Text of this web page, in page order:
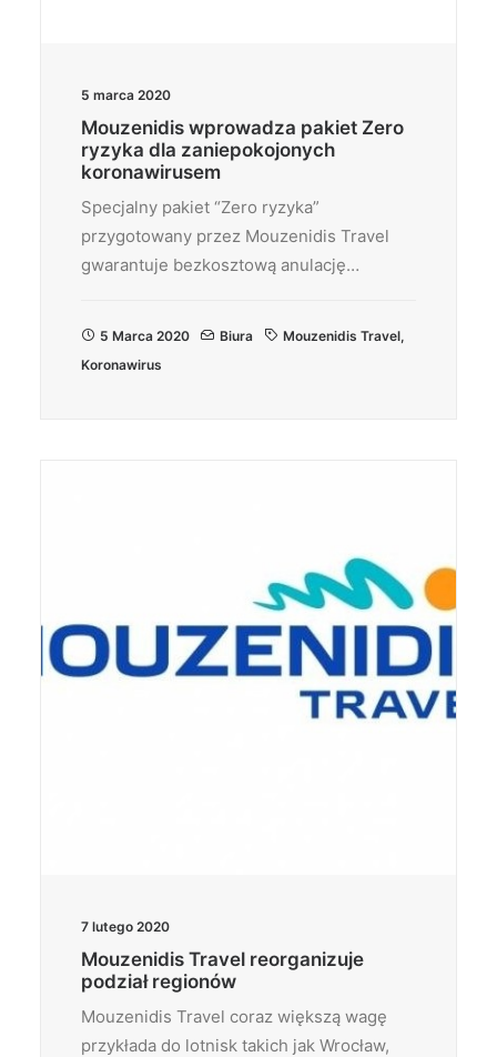
5 marca 2020
Mouzenidis wprowadza pakiet Zero
ryzyka dla zaniepokojonych
koronawirusem
Specjalny pakiet “Zero ryzyka”
przygotowany przez Mouzenidis Travel
gwarantuje bezkosztową anulację…
5 Marca 2020 Biura Mouzenidis Travel,
Koronawirus
7 lutego 2020
Mouzenidis Travel reorganizuje
podział regionów
Mouzenidis Travel coraz większą wagę
przykłada do lotnisk takich jak Wrocław,